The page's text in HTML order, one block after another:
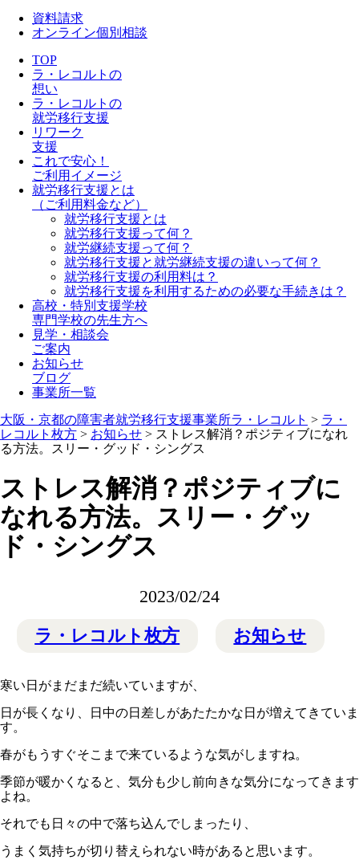
資料請求
オンライン個別相談
TOP
ラ・レコルトの
想い
ラ・レコルトの
就労移行支援
リワーク
支援
これで安心！
ご利用イメージ
就労移行支援とは
（ご利用料金など）
就労移行支援とは
就労移行支援って何？
就労継続支援って何？
就労移行支援と就労継続支援の違いって何？
就労移行支援の利用料は？
就労移行支援を利用するための必要な手続きは？
高校・特別支援学校
専門学校の先生方へ
見学・相談会
ご案内
お知らせ
ブログ
事業所一覧
大阪・京都の障害者就労移行支援事業所ラ・レコルト > ラ・
レコルト枚方 > お知らせ > ストレス解消？ポジティブになれ
る方法。スリー・グッド・シングス
ストレス解消？ポジティブに
なれる方法。スリー・グッ
ド・シングス
2023/02/24
ラ・レコルト枚方
お知らせ
寒い日がまだまだ続いていますが、
日が長くなり、日中の日差しがあたたかな日が増えてきていま
す。
春がもうすぐそこまで来ているような気がしますね。
季節が暖かくなると、気分も少し前向きな気分になってきます
よね。
それでも日々の中で落ち込んでしまったり、
うまく気持ちが切り替えられない時があると思います。